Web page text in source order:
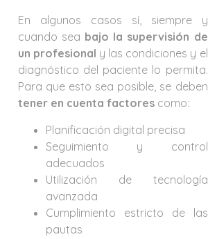
En algunos casos sí, siempre y
cuando sea bajo la supervisión de
un profesional y las condiciones y el
diagnóstico del paciente lo permita.
Para que esto sea posible, se deben
tener en cuenta factores como:
Planificación digital precisa
Seguimiento y control
adecuados
Utilización de tecnología
avanzada
Cumplimiento estricto de las
pautas